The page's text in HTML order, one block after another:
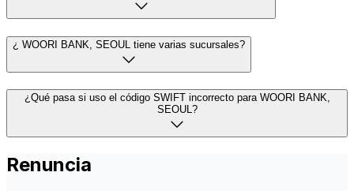
¿ WOORI BANK, SEOUL tiene varias sucursales?
¿Qué pasa si uso el código SWIFT incorrecto para WOORI BANK,
SEOUL?
Renuncia